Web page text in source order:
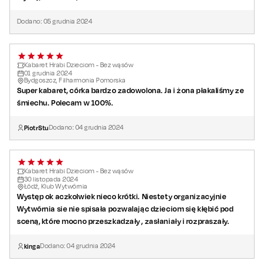
Dodano: 05 grudnia 2024
Kabaret Hrabi Dzieciom - Bez wąsów
01 grudnia 2024
Bydgoszcz, Filharmonia Pomorska
Super kabaret, córka bardzo zadowolona. Ja i żona płakaliśmy ze
śmiechu. Polecam w 100%.
PiotrStuDodano: 04grudnia 2024
Kabaret Hrabi Dzieciom - Bez wąsów
30listopada 2024
Łódź, Klub Wytwórnia
Występ ok aczkolwiek nieco krótki. Niestety organizacyjnie
Wytwórnia sie nie spisała pozwalając dzieciom się kłębić pod
sceną, które mocno przeszkadzały , zasłaniały i rozpraszały.
kingaDodano:04 grudnia 2024